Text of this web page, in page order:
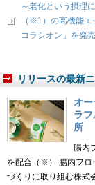
～老化という摂理
（※1）の高機能
コラシオン」を発
リリースの最新
オ
ラ
所
腸内
を配合（※） 腸内フロ
づくりに取り組む株式